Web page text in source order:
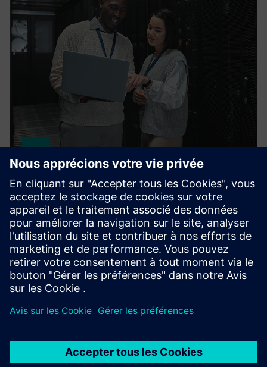
HPCWorks PBS Professional
Improve productivity, optimize utilization and
simplify cluster and cloud administration — from the
largest HPC workloads to millions of small, high-
throughput jobs.